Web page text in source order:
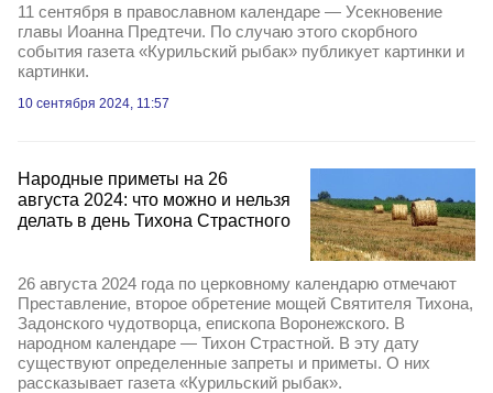
11 сентября в православном календаре — Усекновение
главы Иоанна Предтечи. По случаю этого скорбного
события газета «Курильский рыбак» публикует картинки и
картинки.
10 сентября 2024, 11:57
Народные приметы на 26
августа 2024: что можно и нельзя
делать в день Тихона Страстного
26 августа 2024 года по церковному календарю отмечают
Преставление, второе обретение мощей Святителя Тихона,
Задонского чудотворца, епископа Воронежского. В
народном календаре — Тихон Страстной. В эту дату
существуют определенные запреты и приметы. О них
рассказывает газета «Курильский рыбак».